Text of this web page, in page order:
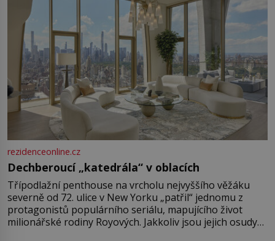
rezidenceonline.cz
Dechberoucí „katedrála“ v oblacích
Třípodlažní penthouse na vrcholu nejvyššího věžáku
severně od 72. ulice v New Yorku „patřil“ jednomu z
protagonistů populárního seriálu, mapujícího život
milionářské rodiny Royových. Jakkoliv jsou jejich osudy